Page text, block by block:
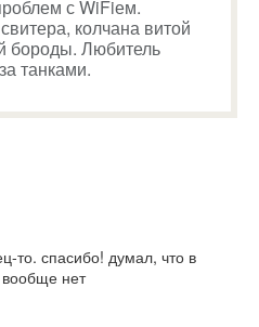
с WiFiем.
колчана витой
бороды. Любитель
танками.
то. спасибо! думал, что в
вообще нет